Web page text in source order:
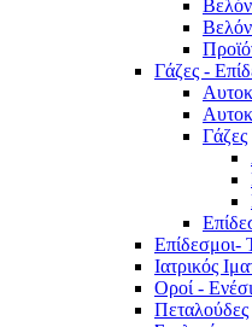
Γάζες -
Γάζες
Επίδεσμοι-
Ιατρικός
Οροί -
Πεταλούδες